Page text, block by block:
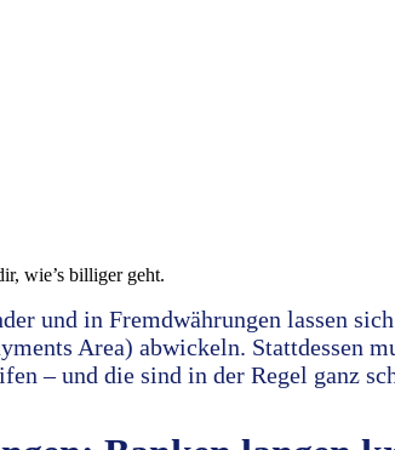
wie’s billiger geht.
und in Fremdwährungen lassen
Area) abwickeln. Stattdessen
– und die sind in der Regel ganz